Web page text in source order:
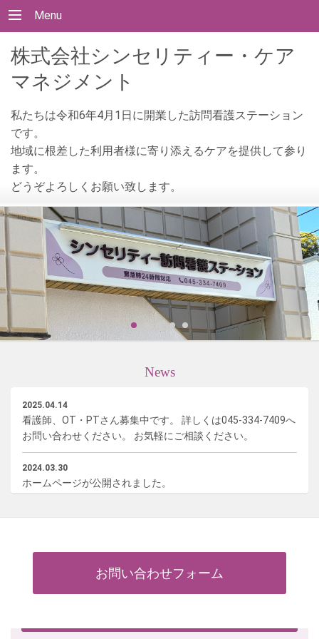
Menu
株式会社シンセリティー・ケア
マネジメント
私たちは令和6年4月1日に開業した訪問看護ステーション
です。
地域に根差した利用者様に寄り添えるケアを提供して参り
ます。
どうぞよろしくお願い致します。
News
2025.04.14
看護師、OT・PTさん募集中です。 詳しくは045-334-7409へ
お問い合わせください。 お気軽にご相談ください。
2024.03.30
ホームページが公開されました。
お問い合わせフォーム